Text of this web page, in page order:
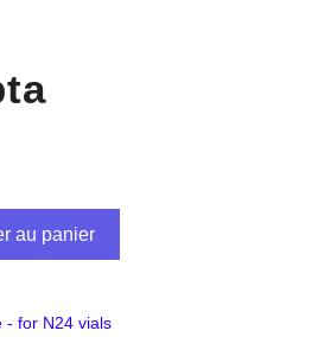
au panier
- for N24 vials